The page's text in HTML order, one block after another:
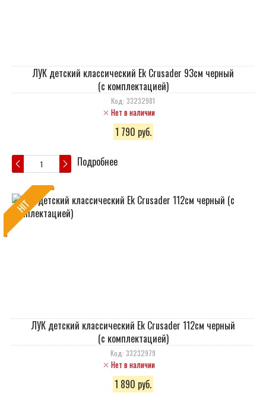
ЛУК детский классический Ek Crusader 93см черный
(с комплектацией)
Код: 33232981
Нет в наличии
1 790 руб.
Подробнее
HIT
ЛУК детский классический Ek Crusader 112см черный
(с комплектацией)
Код: 33232979
Нет в наличии
1 890 руб.